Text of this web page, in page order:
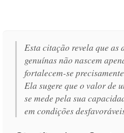
Esta citação revela que as
genuínas não nascem
fortalecem-se
Ela sugere que o valor de
se mede pela sua
em condições